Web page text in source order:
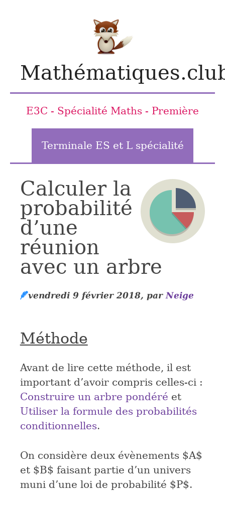
E3C - Spécialité Maths - Première
Terminale ES et L spécialité
Calculer la
probabilité
d’une
réunion
avec un arbre
vendredi 9 février 2018, par Neige
Méthode
Avant de lire cette méthode, il est
important d’avoir compris celles-ci :
Construire un arbre pondéré et
Utiliser la formule des probabilités
conditionnelles.
On considère deux évènements $A$
et $B$ faisant partie d’un univers
muni d’une loi de probabilité $P$.